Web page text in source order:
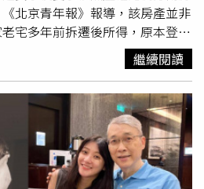
署現勘，再報請農業部核定公告
過掃描QR Code，線上確認資料
北京青年報》報導，該房產並非
宅多年前拆遷後所得，原本登記
是曹家最重要的家庭資產。曹男
主要依靠另一間拆遷所得小房出
一直作為一家三口居住使用。法
婚姻，並育有一名女兒。和曹男結
來就學，希望將
戶口遷入曹家。
理所當然，因此勸說父母將房產先
在父母不知情情況下，將房屋99％
僅保留1％。不久後，雙方感情
繼續閱讀